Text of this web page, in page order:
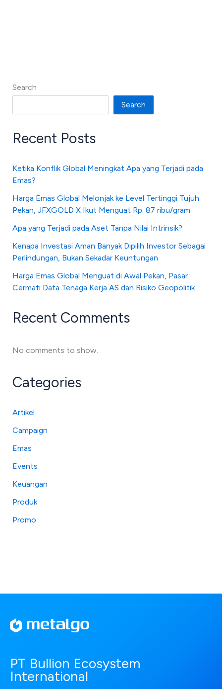
Search
Search
Recent Posts
Ketika Konflik Global Meningkat Apa yang Terjadi pada
Emas?
Harga Emas Global Melonjak ke Level Tertinggi Tujuh
Pekan, JFXGOLD X Ikut Menguat Rp. 87 ribu/gram
Apa yang Terjadi pada Aset Tanpa Nilai Intrinsik?
Kenapa Investasi Aman Banyak Dipilih Investor Sebagai
Perlindungan, Bukan Sekadar Keuntungan
Harga Emas Global Menguat di Awal Pekan, Pasar
Cermati Data Tenaga Kerja AS dan Risiko Geopolitik
Recent Comments
No comments to show.
Categories
Artikel
Campaign
Emas
Events
Keuangan
Produk
Promo
PT Bullion Ecosystem
International